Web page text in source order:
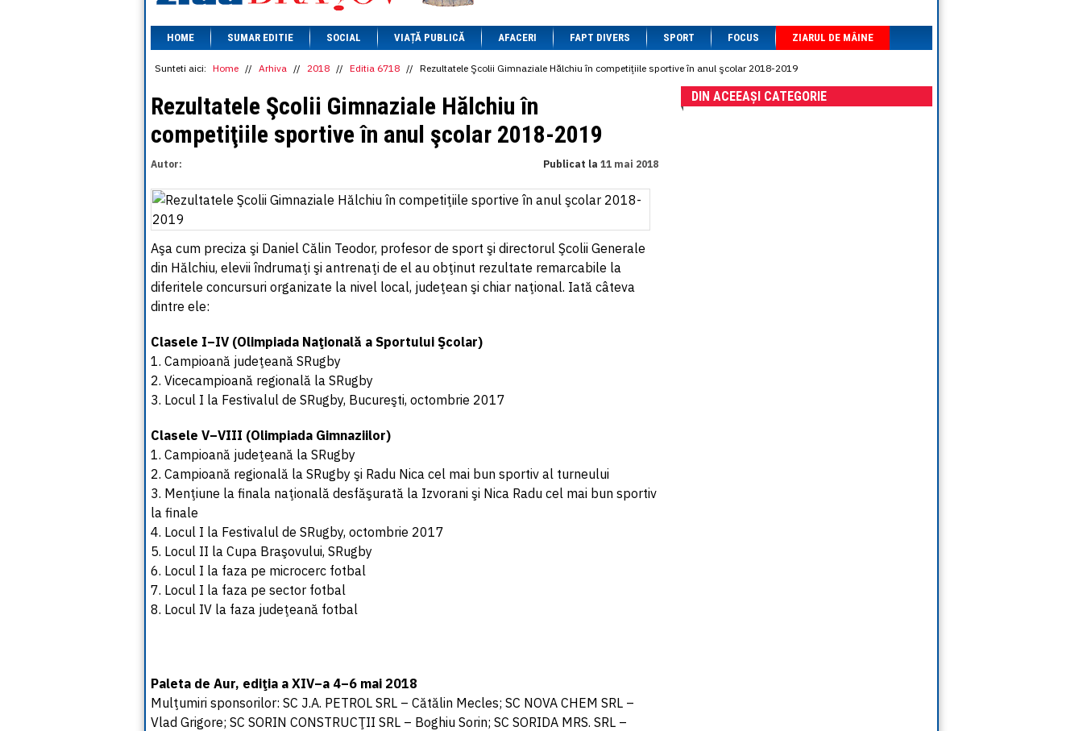
1 BGN= 2.5449 RON
1 CAD= 3.1559 RON
1 CHF= 5.2813 RON
1 CNY= 0.6015 RON
1 DKK= 0.6668 RON
1 EGP = 0.0860 RON
1 HUF
= 1.2223 RON
1 INR= 0.0513 RON
1 MXN= 0.2227 RON
1 PLN
= 1.1646 RON
1 RSD= 0.0425 RON
1 RUB= 0.0530 RON
1 SEK= 0.4526 RON
1 ZAR= 0.2318 RON
HOME SUMAR EDITIE SOCIAL VIAȚĂ PUBLICĂ AFACERI FAPT DIVERS SPORT FOCUS ZIARUL DE MÂINE
Sunteti aici: Home // Arhiva // 2018 // Editia 6718 // Rezultatele Şcolii Gimnaziale Hălchiu în competiţiile sportive în anul şcolar 2018-2019
Rezultatele Şcolii Gimnaziale Hălchiu în
competiţiile sportive în anul şcolar 2018-2019
Autor: Publicat la 11 mai 2018
Aşa cum preciza şi Daniel Călin Teodor, profesor de sport şi directorul Şcolii Generale
din Hălchiu, elevii îndrumaţi şi antrenaţi de el au obţinut rezultate remarcabile la
diferitele concursuri organizate la nivel local, judeţean şi chiar naţional. Iată câteva
dintre ele:
Clasele I–IV (Olimpiada Naţională a Sportului Şcolar)
1. Campioană judeţeană SRugby
2. Vicecampioană regională la SRugby
3. Locul I la Festivalul de SRugby, Bucureşti, octombrie 2017
Clasele V–VIII (Olimpiada Gimnaziilor)
1. Campioană judeţeană la SRugby
2. Campioană regională la SRugby şi Radu Nica cel mai bun sportiv al turneului
3. Menţiune la finala naţională desfăşurată la Izvorani şi Nica Radu cel mai bun sportiv
la finale
4. Locul I la Festivalul de SRugby, octombrie 2017
5. Locul II la Cupa Braşovului, SRugby
6. Locul I la faza pe microcerc fotbal
7. Locul I la faza pe sector fotbal
8. Locul IV la faza judeţeană fotbal
Paleta de Aur, ediţia a XIV–a 4–6 mai 2018
Mulţumiri sponsorilor: SC J.A. PETROL SRL – Cătălin Mecles; SC NOVA CHEM SRL –
Vlad Grigore; SC SORIN CONSTRUCŢII SRL – Boghiu Sorin; SC SORIDA MRS. SRL –
DIN ACEEAȘI CATEGORIE